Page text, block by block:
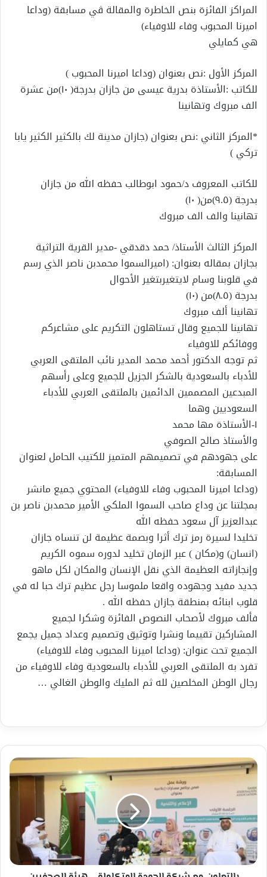
المراكز الفائزة بنص الخاطرة والمقالة ڤي مسابقة (وداعا
اميرنا المحبوب وفاء للاوفياء)
هي كمايلي
المركز الأول :نص بعنوان (وداعا اميرنا المحبوب )
للكاتب :الأستاذة بدرية عيسى من جازان بدرجة( ١٠)من عشرة
الف مبروك وتهانينا
*المركز الثاني :نص بعنوان (جازان مدينة لك بالكثير الكثير يابا
تركي )
للكاتب المعروف د/حمود ابوطالب حفظه الله من جازان
بدرجة (٩.٥)من( ١٠)
تهانينا والف الف مبروك
المركز الثالث الأستاذ/ حمد دقدقي -مدير القرية التراثية
بجازان بمقاله بعنوان: (اميرالسموا محمدبن ناصر الذي رسم
في قلوبنا وسام لايتغيربتغير الأحوال
بدرجة (٨.٥)من (١٠)
تهانينا ألف مبروك
تهانينا للجميع وقال تستاهلون التكريم على مشاعركم
ووفائكم للاوفياء
ثم توجه الدكتور أحمد محمد المدير نائب الملتقى العربي
للأدباء بالسعودية بالشكر الجزيل للجميع وعلى رأسهم
المبدعين المصممين الدائمين بالملتقى العربي للأدباء
السعوديين وهما
١-الأستاذة مها محمد
والأستاذ صالح الصوفي
على جهودهم في تصميمهم المتميز للكتيب الحامل لعنوان
المسابقة:
(وداعا اميرنا المحبوب وفاء للاوفياء) المحتوي جميع مانشر
بمجلتنا عن وداع صاحب السموا الملكي الأمير محمدبن ناصر بن
عبدالعزيز آل سعود حفظه الله
تخليدا لسيرة رمز ترك أثرا وبصمة عظيمة لن تنساه جازان
(انسان) و(مكان ) عبر الزمان تخليد لدوره سموه الكريم
وإنجازاته العظيمة الذي نقل الإنسان والمكان لكل ماهو
جديد مفيد وجهوده واقعا ملموسا رجل عظيم ترك حبا له في
قلوب ابنائه بمنطقة جازان حفظه الله .
فألف مبروك لأصحاب النصوص الفائزة وشكرا لجميع
المشاركين تقييما ونشرا وتوثيق وتصميم وعداد جميل يجمع
الجميع تحت عنوان: (وداعا اميرنا المحبوب وفاء للاوفياء)
تفرد به الملتقى العربي للأدباء بالسعودية وفاء للاوفياء من
رجال الوطن المخلصين لله ثم المليك والوطن الغالي …
بالتعاون
مع
شركة
الجودة
المتكاملة...
هيئة
الصحفيين
بنجران
تنظم